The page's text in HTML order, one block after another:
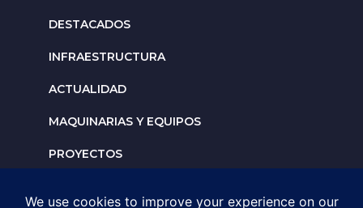
DESTACADOS
INFRAESTRUCTURA
ACTUALIDAD
MAQUINARIAS Y EQUIPOS
PROYECTOS